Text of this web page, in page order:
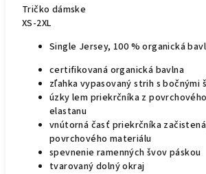
Tričko dámske
XS-2XL
Single Jersey, 100 % organická
certifikovaná organická bavlna
zľahka vypasovaný strih s bočnými
úzky lem priekrčníka z
elastanu
vnútorná časť priekrčníka
povrchového materiálu
spevnenie ramenných švov páskou
tvarovaný dolný okraj